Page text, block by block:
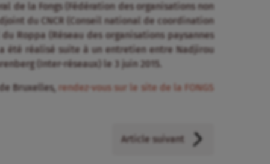
de la Fongs (Fédération des organisations non
du CNCR (Conseil national de coordination
Roppa (Réseau des organisations paysannes
été réalisé suite à un entretien entre Nadjirou
(Inter-réseaux) le 3 juin 2015.
Bruxelles, rendez-vous sur le site de la FONGS
Article suivant